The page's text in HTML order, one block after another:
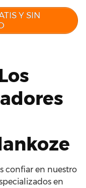
Y SIN
confiar en nuestro
en